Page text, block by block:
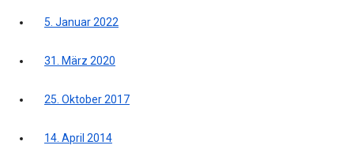
5. Januar 2022
31. März 2020
25. Oktober 2017
14. April 2014